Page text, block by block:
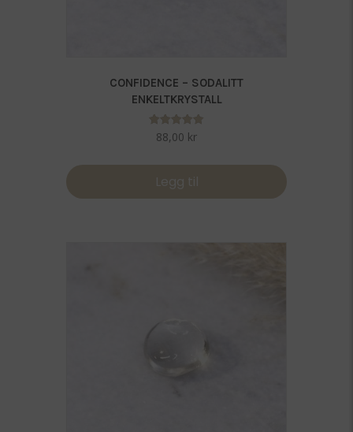
CONFIDENCE – SODALITT
ENKELTKRYSTALL
Vurdert
5.00
88,00 kr
Legg til